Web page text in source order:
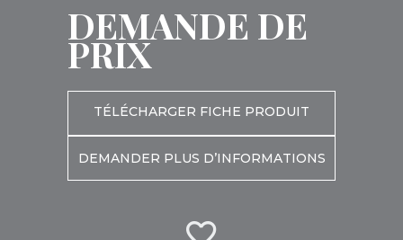
DEMANDE DE
PRIX
TÉLÉCHARGER FICHE PRODUIT
DEMANDER PLUS D’INFORMATIONS